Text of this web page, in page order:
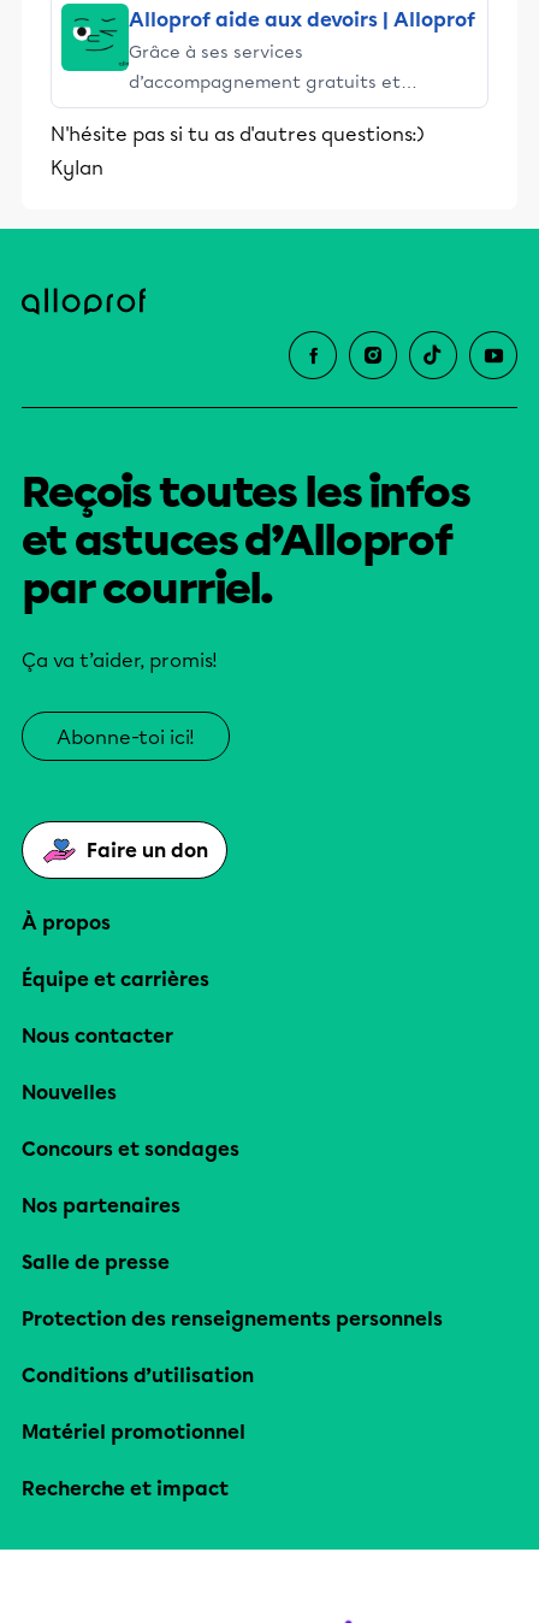
Alloprof aide aux devoirs | Alloprof
Grâce à ses services
d’accompagnement gratuits et
stimulants, Alloprof engage les élèves
et leurs parents dans la réussite
N'hésite pas si tu as d'autres questions:)
Kylan
Reçois toutes les infos
et astuces d’Alloprof
par courriel.
Ça va t’aider, promis!
Abonne-toi ici!
Faire un don
À propos
Équipe et carrières
Nous contacter
Nouvelles
Concours et sondages
Nos partenaires
Salle de presse
Protection des renseignements personnels
Conditions d’utilisation
Matériel promotionnel
Recherche et impact